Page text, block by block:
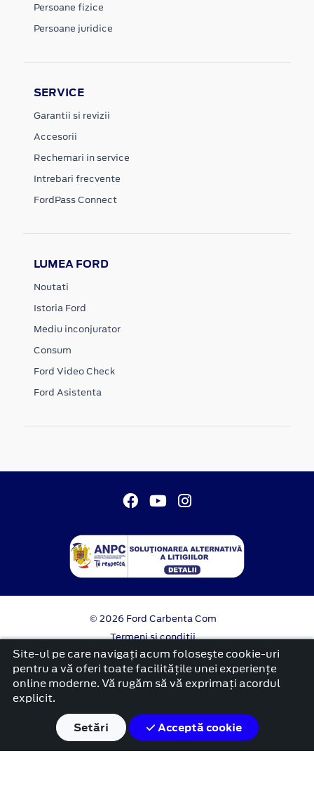
Persoane fizice
Persoane juridice
SERVICE
Garantii si revizii
Accesorii
Rechemari in service
Intrebari frecvente
FordPass Connect
LUMEA FORD
Noutati
Istoria Ford
Mediu inconjurator
Consum
Ford Video Check
Ford Asistenta
© 2026 Ford Carbenta Com
Termeni si conditii
Confidentialitate
Politica cookies
platformă dezvoltată de Workleto
Site-ul pe care navigați acum foloseşte cookie-uri
pentru a vă oferi toate facilitățile unei experiențe
online moderne. Vă rugăm să vă exprimați acordul
explicit.
Setări
Acceptă cookie